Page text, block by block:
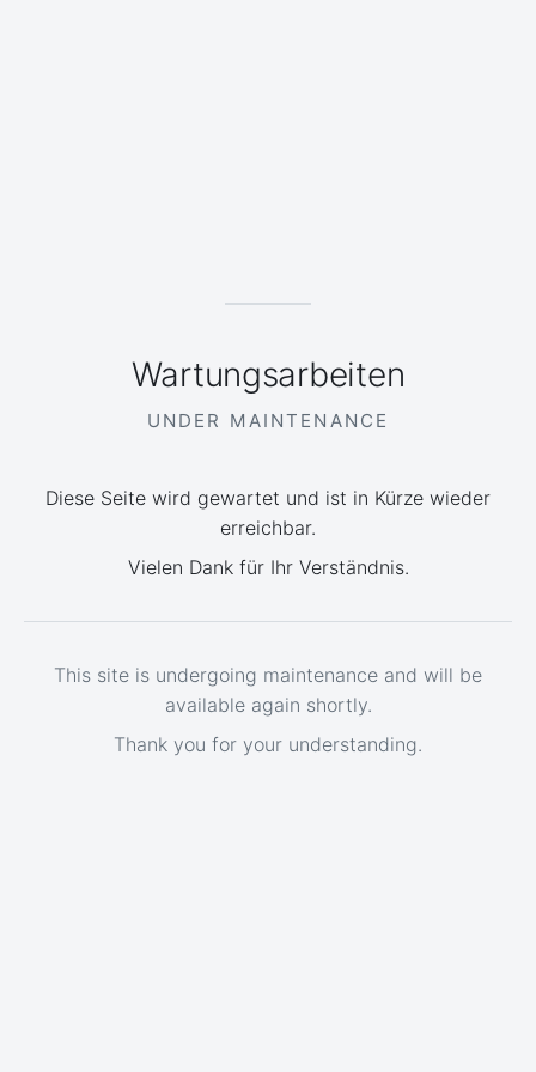
Wartungsarbeiten
UNDER MAINTENANCE
Diese Seite wird gewartet und ist in Kürze wieder
erreichbar.
Vielen Dank für Ihr Verständnis.
This site is undergoing maintenance and will be
available again shortly.
Thank you for your understanding.